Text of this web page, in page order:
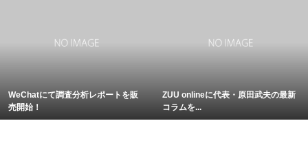
WeChatにて調査分析レポートを販
売開始！
ZUU onlineに代表・原田武夫の最新
コラムを...